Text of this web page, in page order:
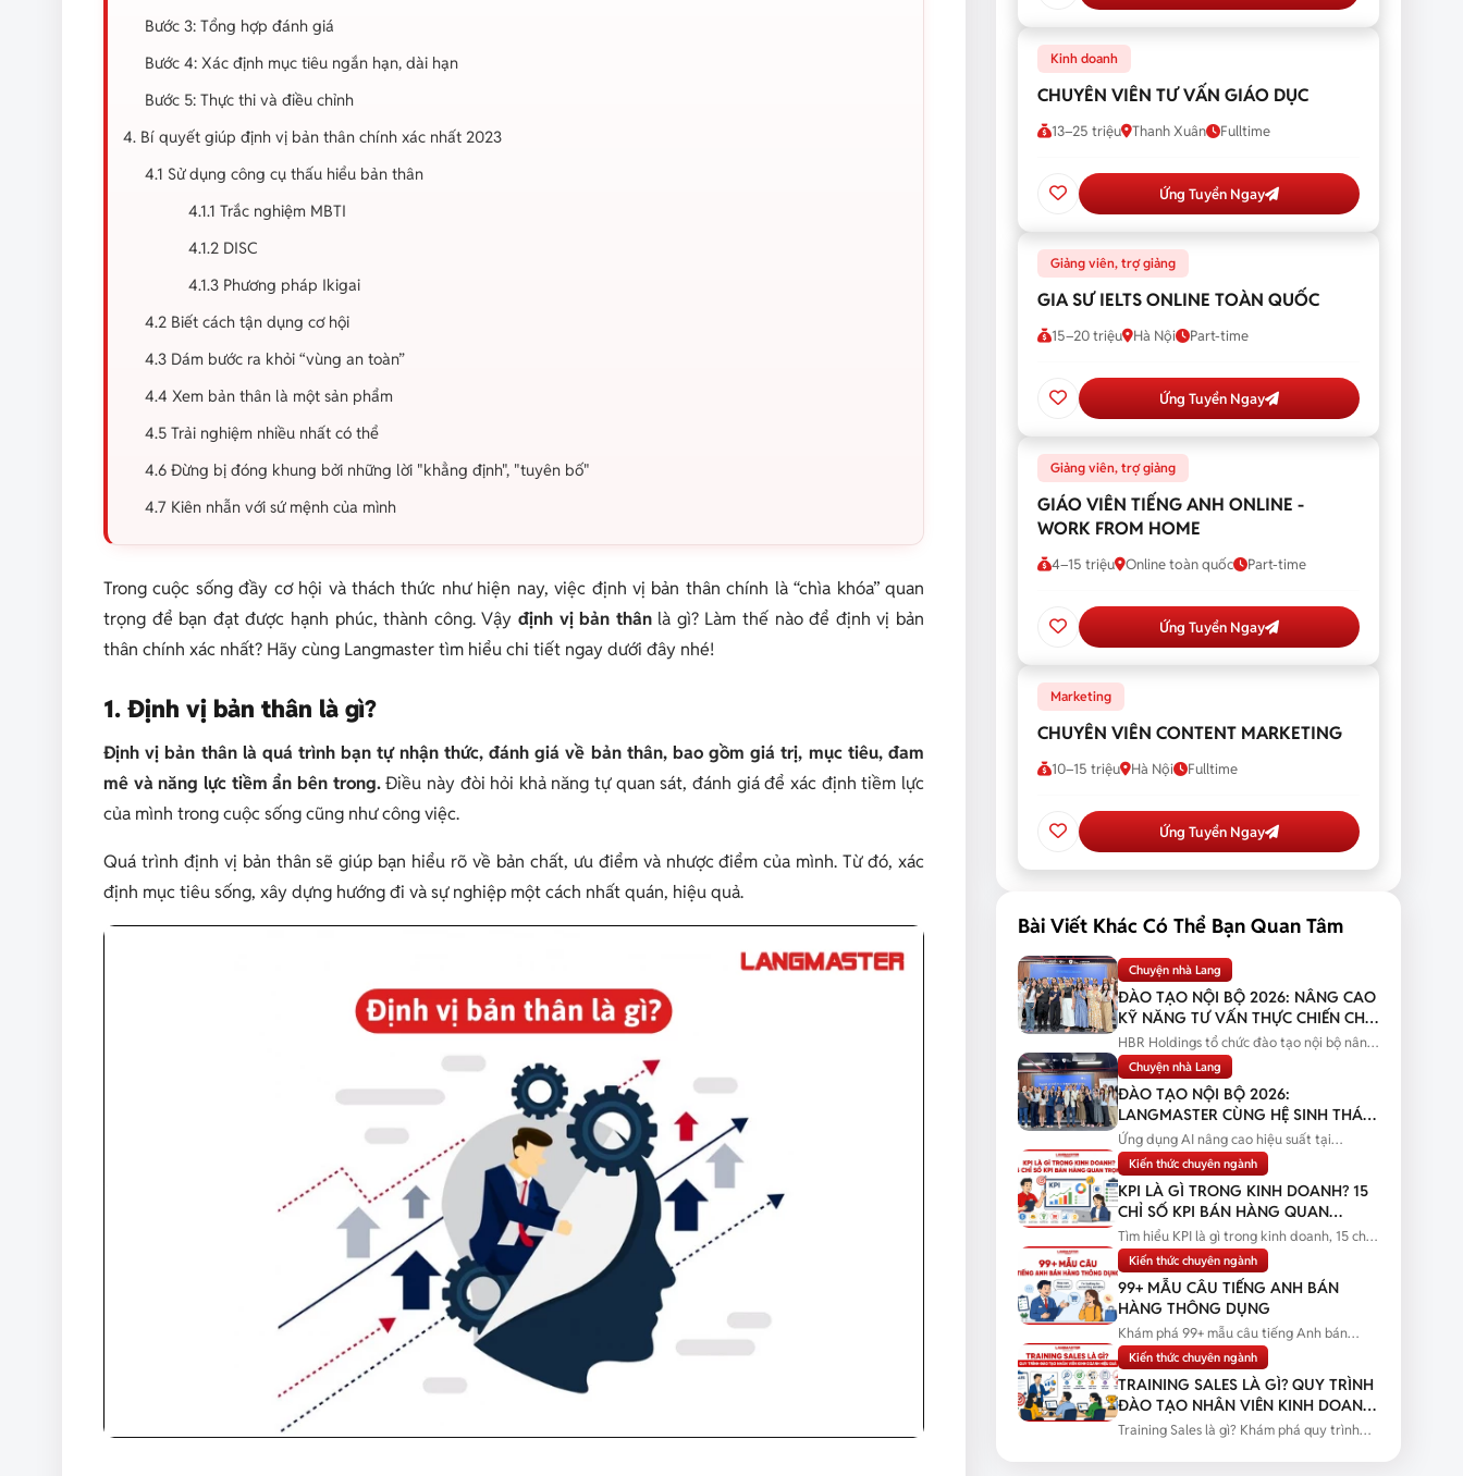
Bước 3: Tổng hợp đánh giá
Bước 4: Xác định mục tiêu ngắn hạn, dài hạn
Bước 5: Thực thi và điều chỉnh
4. Bí quyết giúp định vị bản thân chính xác nhất 2023
4.1 Sử dụng công cụ thấu hiểu bản thân
4.1.1 Trắc nghiệm MBTI
4.1.2 DISC
4.1.3 Phương pháp Ikigai
4.2 Biết cách tận dụng cơ hội
4.3 Dám bước ra khỏi “vùng an toàn”
4.4 Xem bản thân là một sản phẩm
4.5 Trải nghiệm nhiều nhất có thể
4.6 Đừng bị đóng khung bởi những lời "khẳng định", "tuyên bố"
4.7 Kiên nhẫn với sứ mệnh của mình
Trong cuộc sống đầy cơ hội và thách thức như hiện nay, việc định vị bản thân chính là “chìa khóa” quan
trọng để bạn đạt được hạnh phúc, thành công. Vậy định vị bản thânlà gì? Làm thế nào để định vị bản
thân chính xác nhất? Hãy cùng Langmaster tìm hiểu chi tiết ngay dưới đây nhé!
1. Định vị bản thân là gì?
Định vị bản thân là quá trình bạn tự nhận thức, đánh giá về bản thân, bao gồm giá trị, mục tiêu, đam
mê và năng lực tiềm ẩn bên trong.Điều này đòi hỏi khả năng tự quan sát, đánh giá để xác định tiềm lực
của mình trong cuộc sống cũng như công việc.
Quá trình định vị bản thân sẽ giúp bạn hiểu rõ về bản chất, ưu điểm và nhược điểm của mình. Từ đó, xác
định mục tiêu sống, xây dựng hướng đi và sự nghiệp một cách nhất quán, hiệu quả.
Kinh doanh
CHUYÊN VIÊN TƯ VẤN GIÁO DỤC
13–25 triệu Thanh Xuân Fulltime
Ứng Tuyển Ngay
Giảng viên, trợ giảng
GIA SƯ IELTS ONLINE TOÀN QUỐC
15–20 triệu Hà Nội Part-time
Ứng Tuyển Ngay
Giảng viên, trợ giảng
GIÁO VIÊN TIẾNG ANH ONLINE -
WORK FROM HOME
4–15 triệu Online toàn quốc Part-time
Ứng Tuyển Ngay
Marketing
CHUYÊN VIÊN CONTENT MARKETING
10–15 triệu Hà Nội Fulltime
Ứng Tuyển Ngay
Bài Viết Khác Có Thể Bạn Quan Tâm
Chuyện nhà Lang
ĐÀO TẠO NỘI BỘ 2026: NÂNG CAO
KỸ NĂNG TƯ VẤN THỰC CHIẾN CHO
ĐỘI NGŨ SALES
HBR Holdings tổ chức đào tạo nội bộ nâng
cao kỹ năng tư vấn thực chiến...
Chuyện nhà Lang
ĐÀO TẠO NỘI BỘ 2026:
LANGMASTER CÙNG HỆ SINH THÁI
HBR HOLDINGS NÂNG CAO NĂNG
LỰC ỨNG DỤNG AI
Ứng dụng AI nâng cao hiệu suất tại
Langmaster qua chương trình đào tạo...
Kiến thức chuyên ngành
KPI LÀ GÌ TRONG KINH DOANH? 15
CHỈ SỐ KPI BÁN HÀNG QUAN
TRỌNG
Tìm hiểu KPI là gì trong kinh doanh, 15 chỉ
số KPI bán hàng quan trọng...
Kiến thức chuyên ngành
99+ MẪU CÂU TIẾNG ANH BÁN
HÀNG THÔNG DỤNG
Khám phá 99+ mẫu câu tiếng Anh bán
hàng thông dụng kèm tình huống thực...
Kiến thức chuyên ngành
TRAINING SALES LÀ GÌ? QUY TRÌNH
ĐÀO TẠO NHÂN VIÊN KINH DOANH
HIỆU QUẢ
Training Sales là gì? Khám phá quy trình